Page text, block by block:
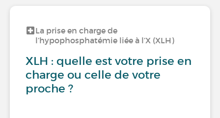
La prise en charge de
l’hypophosphatémie liée à l’X (XLH)
XLH : quelle est votre prise en
charge ou celle de votre
proche ?